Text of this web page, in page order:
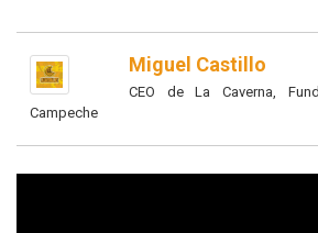
Miguel Castillo
CEO de La Caverna,
Campeche